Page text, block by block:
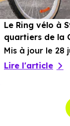
Le Ring vélo à
quartiers de la
Mis à jour le 28
Lire l'article